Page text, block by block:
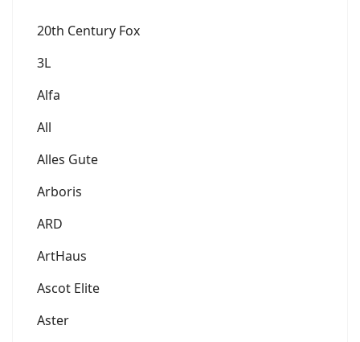
20th Century Fox
3L
Alfa
All
Alles Gute
Arboris
ARD
ArtHaus
Ascot Elite
Aster